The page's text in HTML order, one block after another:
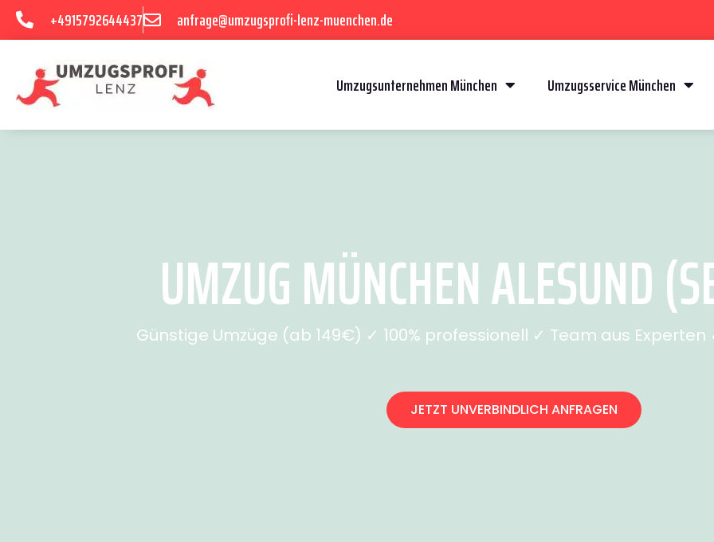
+4915792644437 anfrage@umzugsprofi-lenz-muenchen.de
Umzugsunternehmen München Umzugsservice München
UMZUG MÜNCHEN ALESUND
Günstige Umzüge (ab 149€) ✓ 100% professionell ✓ Team aus
JETZT UNVERBINDLICH ANFRAGEN